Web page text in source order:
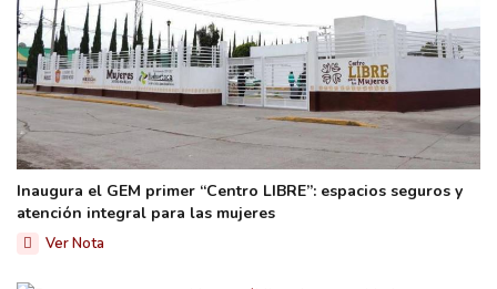
Inaugura el GEM primer “Centro LIBRE”: espacios seguros y
atención integral para las mujeres
Ver Nota